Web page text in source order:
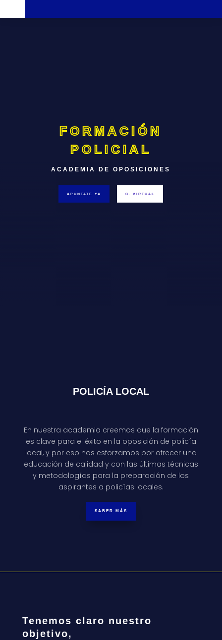
FORMACIÓN
POLICIAL
ACADEMIA DE OPOSICIONES
APÚNTATE YA C. VIRTUAL
POLICÍA LOCAL
En nuestra academia creemos que la formación
es clave para el éxito en la oposición de policía
local, y por eso nos esforzamos por ofrecer una
educación de calidad y con las últimas técnicas
y metodologías para la preparación de los
aspirantes a policías locales.
SABER MÁS
Tenemos claro nuestro
objetivo,